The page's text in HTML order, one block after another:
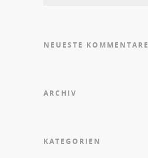
NEUESTE KOMMENTARE
ARCHIV
KATEGORIEN